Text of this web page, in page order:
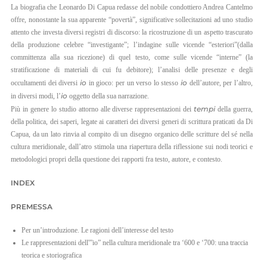
CNR
PAGINA FACEBOOK ISPF
PAGINA INSTAGRAM ISPF
CANALE YOUTUBE ISPF
EN
IT
La biografia che Leonardo Di Capua redasse del nobile condottiero Andrea Cantelmo
offre, nonostante la sua apparente “povertà”, significative sollecitazioni ad uno studio
attento che investa diversi registri di discorso: la ricostruzione di un aspetto trascurato
della produzione celebre “investigante”; l’indagine sulle vicende “esteriori”(dalla
committenza alla sua ricezione) di quel testo, come sulle vicende “interne” (la
stratificazione di materiali di cui fu debitore); l’analisi delle presenze e degli
occultamenti dei diversi io in gioco: per un verso lo stessoio dell’autore, per l’altro,
in diversi modi, l’io oggetto della sua narrazione.
Più in genere lo studio attorno alle diverse rappresentazioni deitempidella guerra,
della politica, dei saperi, legate ai caratteri dei diversi generi di scrittura praticati da Di
Capua, da un lato rinvia al compito di un disegno organico delle scritture del sé nella
cultura meridionale, dall’atro stimola una riapertura della riflessione sui nodi teorici e
metodologici propri della questione dei rapporti fra testo, autore, e contesto.
INDEX
PREMESSA
Per un’introduzione. Le ragioni dell’interesse del testo
Le rappresentazioni dell'”io” nella cultura meridionale tra ‘600 e ‘700: una traccia
teorica e storiografica